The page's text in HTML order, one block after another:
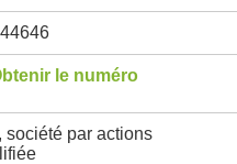
le numéro
société par actions